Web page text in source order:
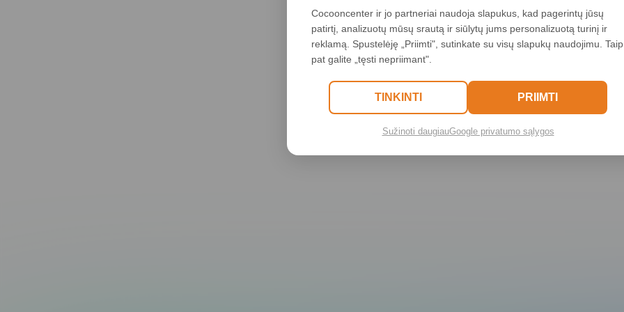
C.replaceAll is not a
Cocooncenter ir jo partneriai naudoja slapukus, kad pagerintų jūsų
patirtį, analizuotų mūsų srautą ir siūlytų jums personalizuotą turinį ir
reklamą. Spustelėję „Priimti", sutinkate su visų slapukų naudojimu. Taip
pat galite „tęsti nepriimant".
TINKINTI PRIIMTI
Sužinoti daugiauGoogle privatumo sąlygos